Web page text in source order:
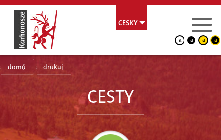
CESKY
a a a a
domů drukuj
CESTY